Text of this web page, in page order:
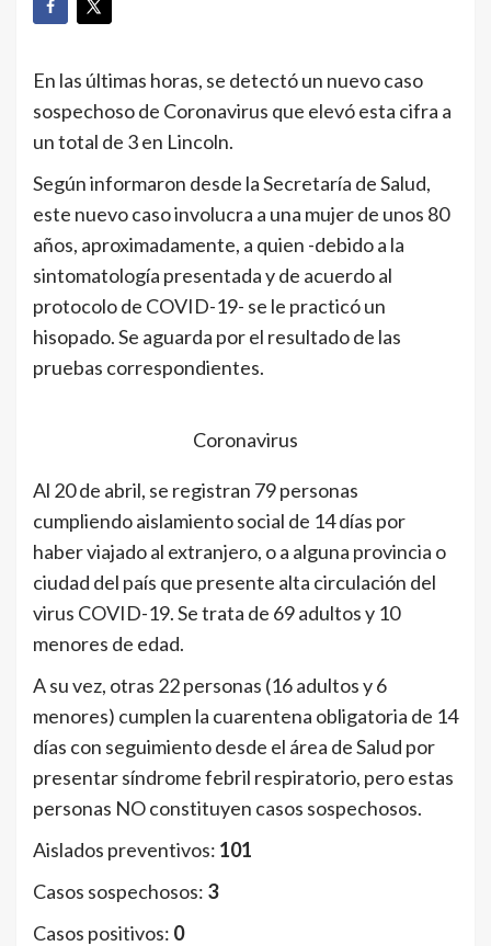
En las últimas horas, se detectó un nuevo caso
sospechoso de Coronavirus que elevó esta cifra a
un total de 3 en Lincoln.
Según informaron desde la Secretaría de Salud,
este nuevo caso involucra a una mujer de unos 80
años, aproximadamente, a quien -debido a la
sintomatología presentada y de acuerdo al
protocolo de COVID-19- se le practicó un
hisopado. Se aguarda por el resultado de las
pruebas correspondientes.
Coronavirus
Al 20 de abril, se registran 79 personas
cumpliendo aislamiento social de 14 días por
haber viajado al extranjero, o a alguna provincia o
ciudad del país que presente alta circulación del
virus COVID-19. Se trata de 69 adultos y 10
menores de edad.
A su vez, otras 22 personas (16 adultos y 6
menores) cumplen la cuarentena obligatoria de 14
días con seguimiento desde el área de Salud por
presentar síndrome febril respiratorio, pero estas
personas NO constituyen casos sospechosos.
Aislados preventivos: 101
Casos sospechosos: 3
Casos positivos: 0